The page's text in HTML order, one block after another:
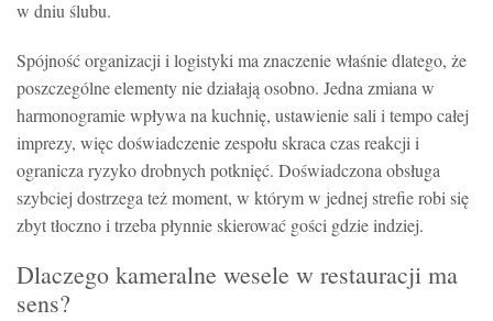
w dniu ślubu.
Spójność organizacji i logistyki ma znaczenie właśnie dlatego, że
poszczególne elementy nie działają osobno. Jedna zmiana w
harmonogramie wpływa na kuchnię, ustawienie sali i tempo całej
imprezy, więc doświadczenie zespołu skraca czas reakcji i
ogranicza ryzyko drobnych potknięć. Doświadczona obsługa
szybciej dostrzega też moment, w którym w jednej strefie robi się
zbyt tłoczno i trzeba płynnie skierować gości gdzie indziej.
Dlaczego kameralne wesele w restauracji ma
sens?